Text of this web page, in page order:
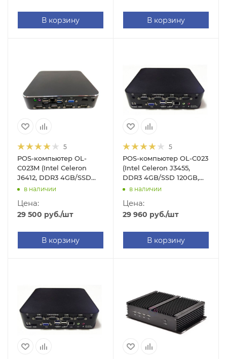
В корзину В корзину
5
POS-компьютер OL-
C023M (Intel Celeron
J6412, DDR3 4GB/SSD
128GB, Windows 10)
в наличии
Цена:
29 500 руб./шт
В корзину
5
POS-компьютер OL-C023
(Intel Celeron J3455,
DDR3 4GB/SSD 120GB,
Windows 10 IoT)
в наличии
Цена:
29 960 руб./шт
В корзину